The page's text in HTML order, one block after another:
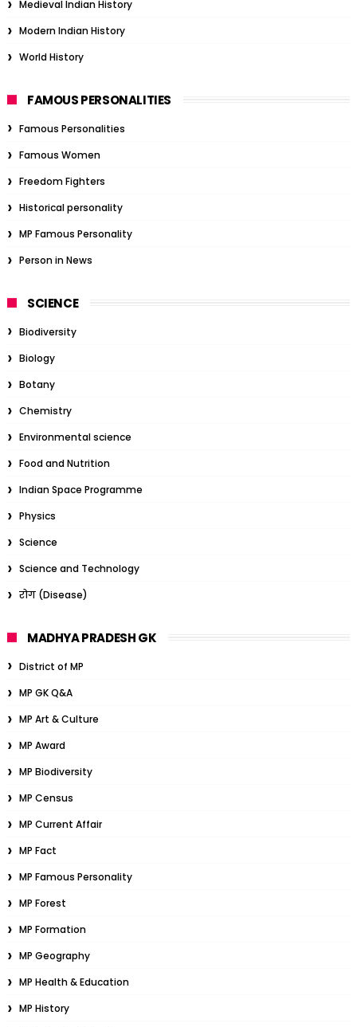
Medieval Indian History
Modern Indian History
World History
FAMOUS PERSONALITIES
Famous Personalities
Famous Women
Freedom Fighters
Historical personality
MP Famous Personality
Person in News
SCIENCE
Biodiversity
Biology
Botany
Chemistry
Environmental science
Food and Nutrition
Indian Space Programme
Physics
Science
Science and Technology
रोग (Disease)
MADHYA PRADESH GK
District of MP
MP GK Q&A
MP Art & Culture
MP Award
MP Biodiversity
MP Census
MP Current Affair
MP Fact
MP Famous Personality
MP Forest
MP Formation
MP Geography
MP Health & Education
MP History